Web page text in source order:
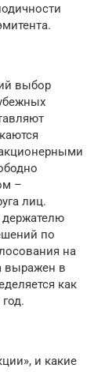
выбор
–
лиц.
по
на
выражен в
как
и какие